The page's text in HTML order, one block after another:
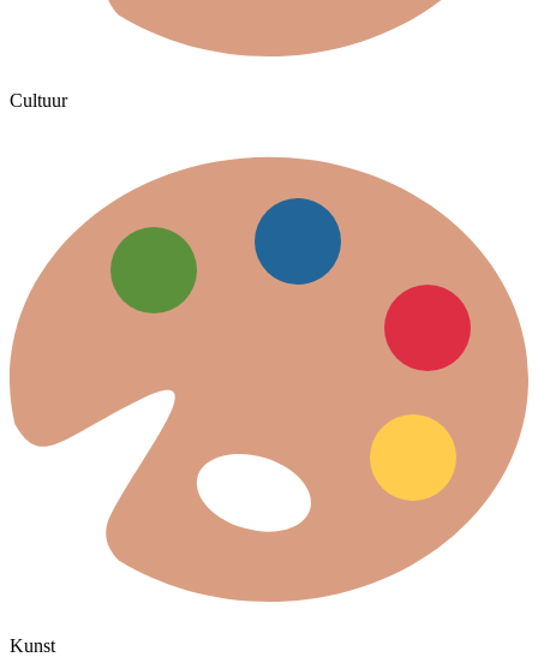
Cultuur
Kunst